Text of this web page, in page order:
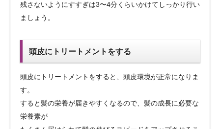
残さないようにすすぎは3〜4分くらいかけてしっかり行い
ましょう。
頭皮にトリートメントをする
頭皮にトリートメントをすると、頭皮環境が正常になりま
す。
すると髪の栄養が届きやすくなるので、髪の成長に必要な
栄養素が